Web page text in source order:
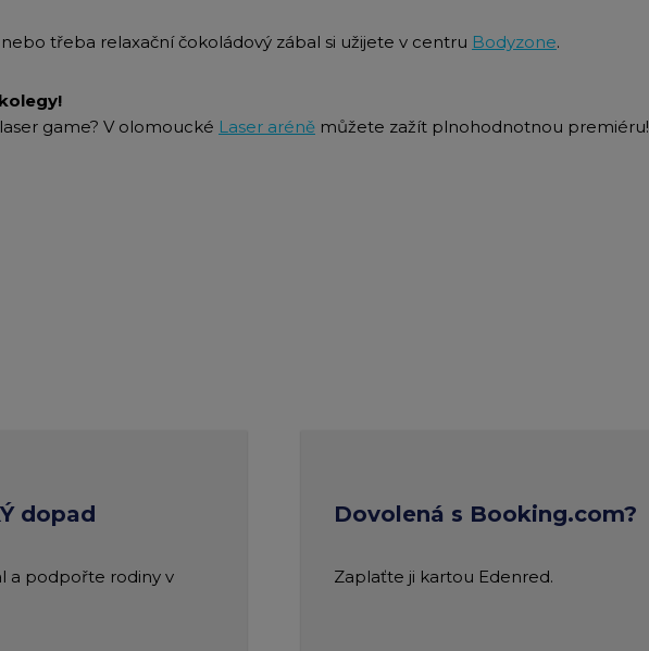
nebo třeba relaxační čokoládový zábal si užijete v centru Bodyzone.
game? V olomoucké Laser aréně můžete zažít plnohodnotnou premiéru!
dopad
a podpořte rodiny v
Dovolená s Booking.com?
Zaplaťte ji kartou Edenred.